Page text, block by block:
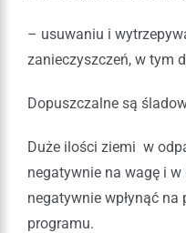
– usuwaniu i
zanieczyszczeń, w tym
Dopuszczalne są
Duże ilości ziemi w
negatywnie na wagę i
negatywnie wpłynąć
programu.